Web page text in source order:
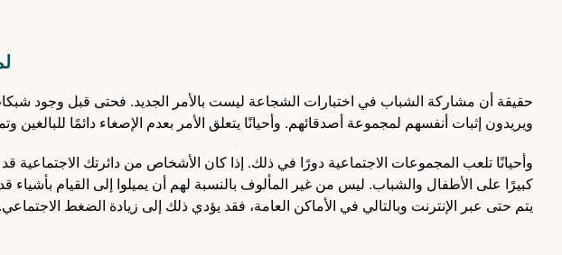
حقيقة أن مشاركة الشباب في اختبارات الشجاعة ليست بالأمر الجديد. فحتى قبل وجود
ويريدون إثبات أنفسهم لمجموعة أصدقائهم. وأحيانًا يتعلق الأمر بعدم الإصغاء دائمًا للبالغين
وأحيانًا تلعب المجموعات الاجتماعية دورًا في ذلك. إذا كان الأشخاص من دائرتك
كبيرًا على الأطفال والشباب. ليس من غير المألوف بالنسبة لهم أن يميلوا إلى القيام بأشياء
يتم حتى عبر الإنترنت وبالتالي في الأماكن العامة، فقد يؤدي ذلك إلى زيادة الضغط الاجتماعي.